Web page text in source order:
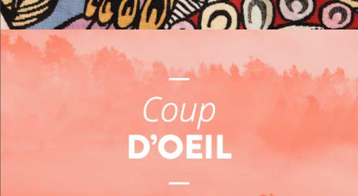
Me restaurer